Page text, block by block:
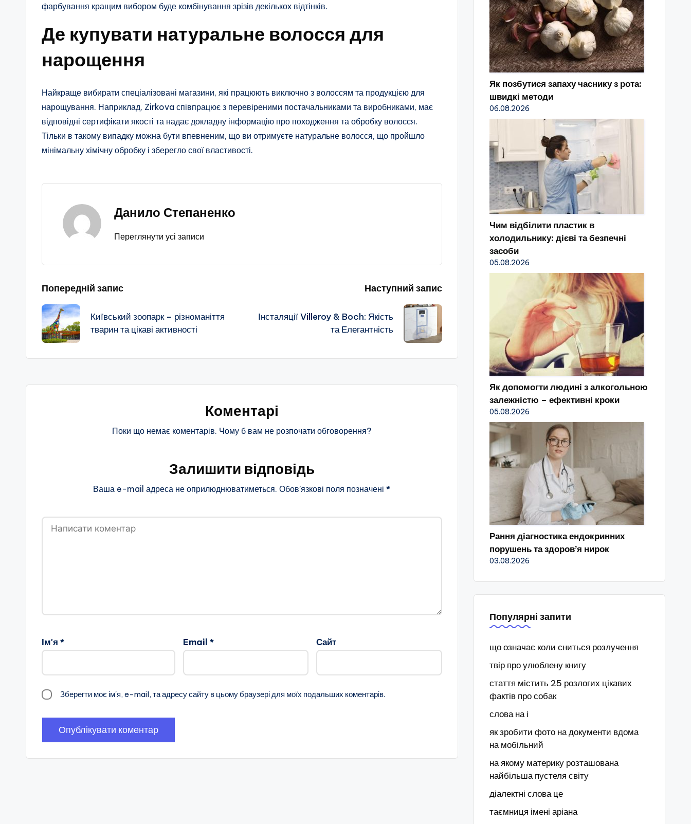
фарбування кращим вибором буде комбінування зрізів декількох відтінків.
Де купувати натуральне волосся для
нарощення
Найкраще вибирати спеціалізовані магазини, які працюють виключно з волоссям та продукцією для
нарощування. Наприклад, Zirkova співпрацює з перевіреними постачальниками та виробниками, має
відповідні сертифікати якості та надає докладну інформацію про походження та обробку волосся.
Тільки в такому випадку можна бути впевненим, що ви отримуєте натуральне волосся, що пройшло
мінімальну хімічну обробку і зберегло свої властивості.
Данило Степаненко
Переглянути усі записи
Навігація
по
запису
Попередній запис
Київський зоопарк – різноманіття
тварин та цікаві активності
Наступний запис
Інсталяції Villeroy & Boch: Якість
та Елегантність
Коментарі
Поки що немає коментарів. Чому б вам не розпочати обговорення?
Залишити відповідь
Ваша e-mail адреса не оприлюднюватиметься. Обов’язкові поля позначені*
Ім'я * Email * Сайт
Зберегти моє ім'я, e-mail, та адресу сайту в цьому браузері для моїх подальших коментарів.
Як позбутися запаху часнику з рота:
швидкі методи
06.08.2026
Чим відбілити пластик в
холодильнику: дієві та безпечні
засоби
05.08.2026
Як допомогти людині з алкогольною
залежністю – ефективні кроки
05.08.2026
Рання діагностика ендокринних
порушень та здоров’я нирок
03.08.2026
Популярні запити
що означає коли сниться розлучення
твір про улюблену книгу
стаття містить 25 розлогих цікавих
фактів про собак
слова на і
як зробити фото на документи вдома
на мобільний
на якому материку розташована
найбільша пустеля світу
діалектні слова це
таємниця імені аріана